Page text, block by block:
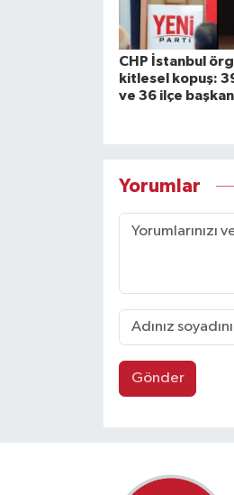
CHP İstanbul
kitlesel kopuş:
ve 36 ilçe
Yorumlar
Gönder